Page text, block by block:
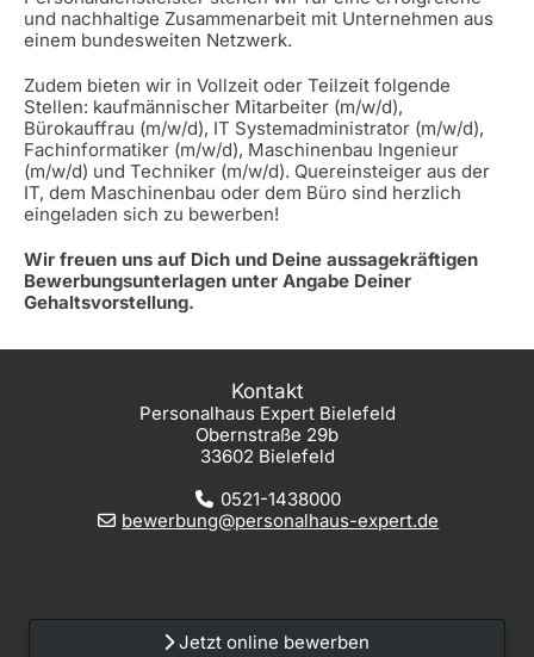
und nachhaltige Zusammenarbeit mit Unternehmen aus
einem bundesweiten Netzwerk.
Zudem bieten wir in Vollzeit oder Teilzeit folgende
Stellen: kaufmännischer Mitarbeiter (m/w/d),
Bürokauffrau (m/w/d), IT Systemadministrator (m/w/d),
Fachinformatiker (m/w/d), Maschinenbau Ingenieur
(m/w/d) und Techniker (m/w/d). Quereinsteiger aus der
IT, dem Maschinenbau oder dem Büro sind herzlich
eingeladen sich zu bewerben!
Wir freuen uns auf Dich und Deine aussagekräftigen
Bewerbungsunterlagen unter Angabe Deiner
Gehaltsvorstellung.
Kontakt
Personalhaus Expert Bielefeld
Obernstraße 29b
33602 Bielefeld
0521-1438000
bewerbung@personalhaus-expert.de
Jetzt online bewerben